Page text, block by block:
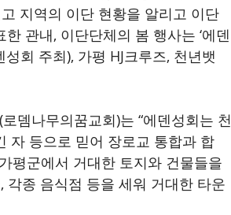
지역의 이단 현황을 알리고 이단
관내, 이단단체의 봄 행사는 ‘에덴
성회 주최), 가평 HJ크루즈, 천년뱃
뎀나무의꿈교회)는 “에덴성회는 천
자 등으로 믿어 장로교 통합과 합
평군에서 거대한 토지와 건물들을
각종 음식점 등을 세워 거대한 타운